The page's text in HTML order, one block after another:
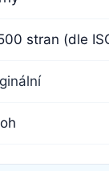
stran (dle